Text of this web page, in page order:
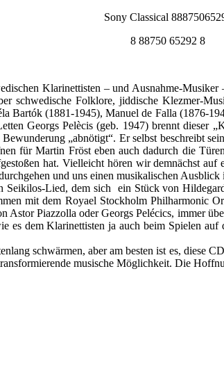
Sony Classical
8 88750 65292 8
Klarinettisten – und Ausnahme-
schwedische Folklore, jiddische Klezmer-
Bartók (1881-1945), Manuel de Falla (1876-
Georgs Pelècis (geb. 1947) brennt dieser
„abnötigt“. Er selbst beschreibt
für Martin Fröst eben auch dadurch die
hat. Vielleicht hören wir demnächst
und uns einen musikalischen
Lied, dem sich ein Stück von
mit dem Royael Stockholm Philharmonic
Piazzolla oder Georgs Pelécics, immer
es dem Klarinettisten ja auch beim Spielen
schwärmen, aber am besten ist es, diese
musische Möglichkeit. Die